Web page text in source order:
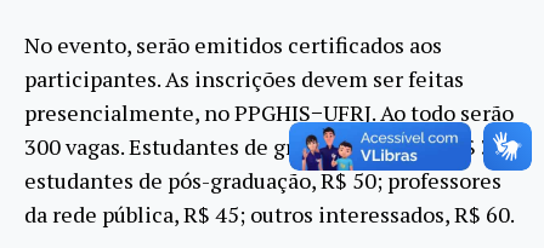
No evento, serão emitidos certificados aos
participantes. As inscrições devem ser feitas
presencialmente, no PPGHIS−UFRJ. Ao todo serão
300 vagas. Estudantes de graduação pagam R$ 30;
estudantes de pós-graduação, R$ 50; professores
da rede pública, R$ 45; outros interessados, R$ 60.